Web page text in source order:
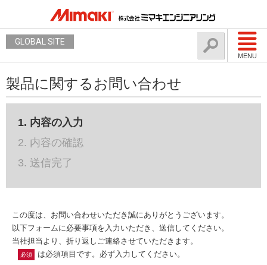
MENU
GLOBAL SITE
製品に関するお問い合わせ
1. 内容の入力
2. 内容の確認
3. 送信完了
この度は、お問い合わせいただき誠にありがとうございます。
以下フォームに必要事項を入力いただき、送信してください。
当社担当より、折り返しご連絡させていただきます。
必須 は必須項目です。必ず入力してください。